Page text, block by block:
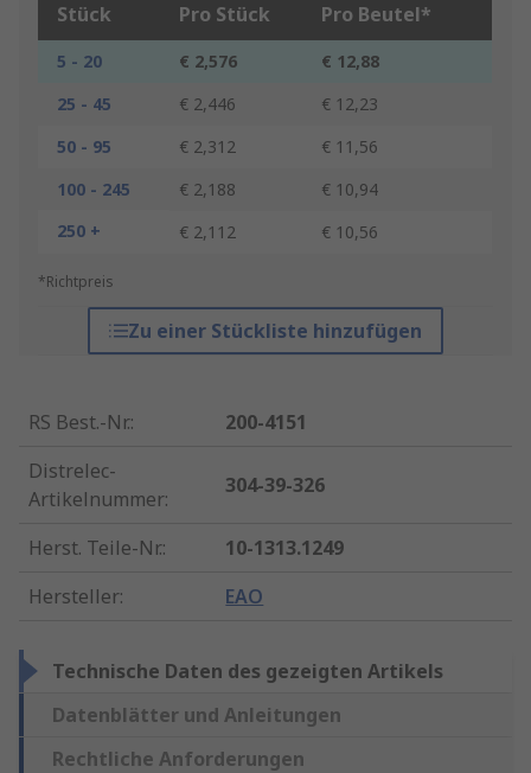
Stück Pro Stück Pro Beutel*
5 - 20 € 2,576
€ 12,88
25 - 45
€ 2,446
€ 12,23
50 - 95
€ 2,312
€ 11,56
100 - 245
€ 2,188
€ 10,94
250 +
€ 2,112 € 10,56
*Richtpreis
Zu einer Stückliste hinzufügen
RS Best.-Nr.:
200-4151
Distrelec-
Artikelnummer:
304-39-326
Herst. Teile-Nr.:
10-1313.1249
Hersteller: EAO
Technische Daten des gezeigten Artikels
Datenblätter und Anleitungen
Rechtliche Anforderungen